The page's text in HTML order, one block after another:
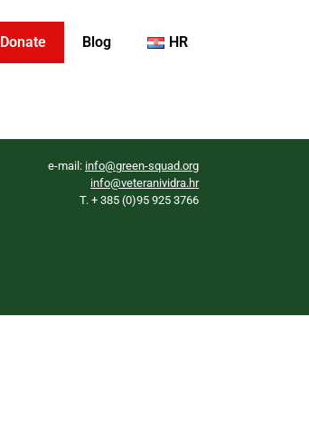
Donate Blog HR
e-mail: info@green-squad.org
info@veteranividra.hr
T. + 385 (0)95 925 3766